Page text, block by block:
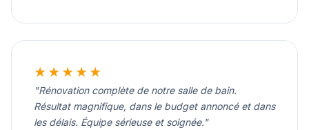
★★★★★
"Rénovation complète de notre salle de bain.
Résultat magnifique, dans le budget annoncé et dans
les délais. Équipe sérieuse et soignée."